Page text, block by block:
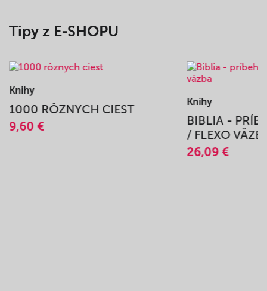
Tipy z E-SHOPU
Knihy
1000 RÔZNYCH CIEST
9,60 €
Knihy
BIBLIA -
/ FLEXO
26,09 €